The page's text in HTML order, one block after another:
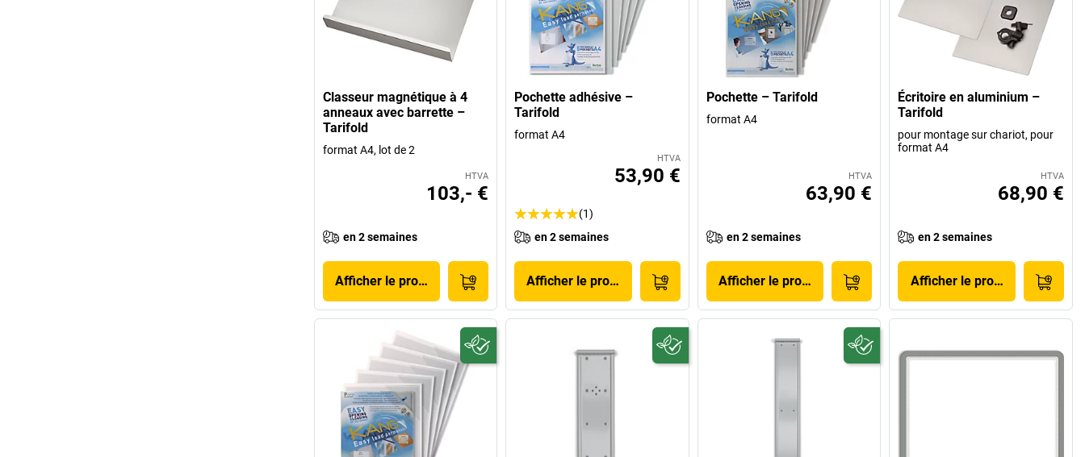
Classeur magnétique à 4
anneaux avec barrette –
Tarifold
format A4, lot de 2
HTVA
103,- €
en 2 semaines
Afficher le produit
Pochette adhésive –
Tarifold
format A4
HTVA
53,90 €
(1)
en 2 semaines
Afficher le produit
Pochette – Tarifold
format A4
HTVA
63,90 €
en 2 semaines
Afficher le produit
Écritoire en aluminium –
Tarifold
pour montage sur chariot, pour
format A4
HTVA
68,90 €
en 2 semaines
Afficher le produit